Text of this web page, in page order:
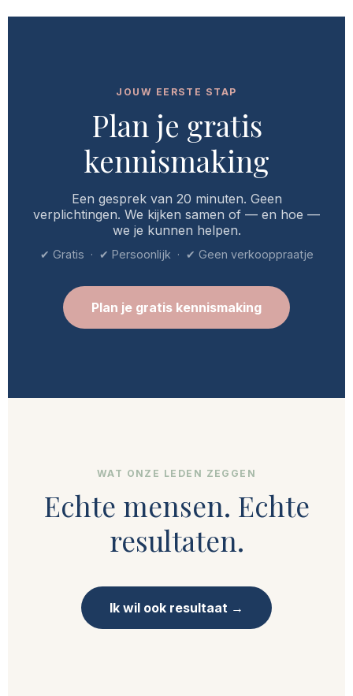
JOUW EERSTE STAP
Plan je gratis
kennismaking
Een gesprek van 20 minuten. Geen
verplichtingen. We kijken samen of — en hoe —
we je kunnen helpen.
✔ Gratis · ✔ Persoonlijk · ✔ Geen verkooppraatje
Plan je gratis kennismaking
WAT ONZE LEDEN ZEGGEN
Echte mensen. Echte
resultaten.
Ik wil ook resultaat →